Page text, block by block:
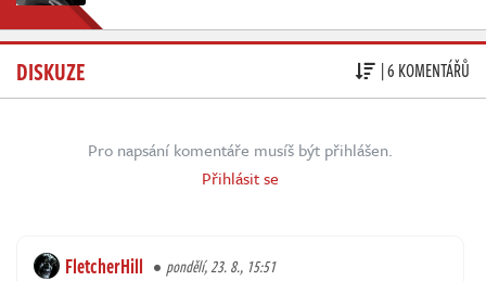
DISKUZE | 6 KOMENTÁŘŮ
Pro napsání komentáře musíš být přihlášen.
Přihlásit se
FletcherHill pondělí, 23. 8., 15:51